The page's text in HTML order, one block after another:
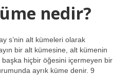
nedir?
s’nin alt kümeleri olarak
bir alt kümesine, alt kümenin
hiçbir öğesini içermeyen bir
ayrık küme denir. 9